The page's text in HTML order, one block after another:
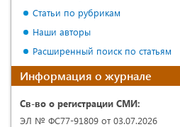
Статьи по рубрикам
Наши авторы
Расширенный поиск по статьям
Информация о журнале
Св-во о регистрации СМИ:
ЭЛ № ФС77-91809 от 03.07.2026